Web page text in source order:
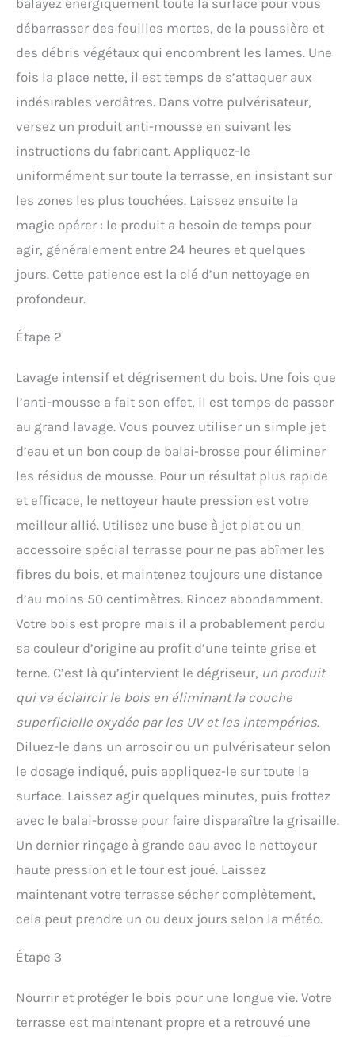
débarrasser des feuilles mortes, de la poussière et
des débris végétaux qui encombrent les lames. Une
fois la place nette, il est temps de s’attaquer aux
indésirables verdâtres. Dans votre pulvérisateur,
versez un produit anti-mousse en suivant les
instructions du fabricant. Appliquez-le
uniformément sur toute la terrasse, en insistant sur
les zones les plus touchées. Laissez ensuite la
magie opérer : le produit a besoin de temps pour
agir, généralement entre 24 heures et quelques
jours. Cette patience est la clé d’un nettoyage en
profondeur.
Étape 2
Lavage intensif et dégrisement du bois. Une fois que
l’anti-mousse a fait son effet, il est temps de passer
au grand lavage. Vous pouvez utiliser un simple jet
d’eau et un bon coup de balai-brosse pour éliminer
les résidus de mousse. Pour un résultat plus rapide
et efficace, le nettoyeur haute pression est votre
meilleur allié. Utilisez une buse à jet plat ou un
accessoire spécial terrasse pour ne pas abîmer les
fibres du bois, et maintenez toujours une distance
d’au moins 50 centimètres. Rincez abondamment.
Votre bois est propre mais il a probablement perdu
sa couleur d’origine au profit d’une teinte grise et
terne. C’est là qu’intervient le dégriseur, un produit
qui va éclaircir le bois en éliminant la couche
superficielle oxydée par les UV et les intempéries.
Diluez-le dans un arrosoir ou un pulvérisateur selon
le dosage indiqué, puis appliquez-le sur toute la
surface. Laissez agir quelques minutes, puis frottez
avec le balai-brosse pour faire disparaître la grisaille.
Un dernier rinçage à grande eau avec le nettoyeur
haute pression et le tour est joué. Laissez
maintenant votre terrasse sécher complètement,
cela peut prendre un ou deux jours selon la météo.
Étape 3
Nourrir et protéger le bois pour une longue vie. Votre
terrasse est maintenant propre et a retrouvé une